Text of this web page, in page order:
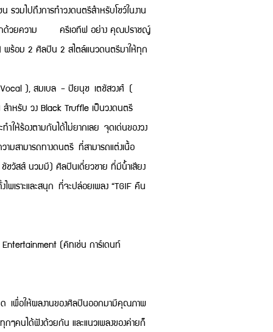
วมไปถึงการทำวงดนตรีสำหรับโชว์ในงาน
ากด้วยความ ครีเอทีฟ อย่าง คุณปราชญ์
ร้อม 2 ศิลปิน 2 สไตล์แนวดนตรีมาให้ทุก
), สมเบล - ปิยนุช เตชัสวงศ์ (
บ วง Black Truffle เป็นวงดนตรี
ให้ร้องตามกันได้ไม่ยากเลย จุดเด่นของวง
สามารถทางดนตรี ที่สามารถแต่งเนื้อ
ชวัสส์ นวมมี) ศิลปินเดี่ยวชาย ที่มีน้ำเสียง
เราะและสนุก ที่จะปล่อยเพลง “TGIF คืน
(คิทเช่น การ์เดนท์
เพื่อให้ผลงานของศิลปินออกมามีคุณภาพ
กๆคนได้ฟังด้วยกัน และแนวเพลงของค่ายก็